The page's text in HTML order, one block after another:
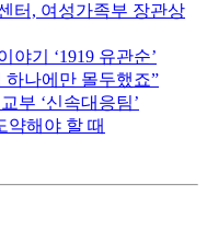
터, 여성가족부 장관상
야기 ‘1919 유관순’
하나에만 몰두했죠”
부 ‘신속대응팀’
약해야 할 때